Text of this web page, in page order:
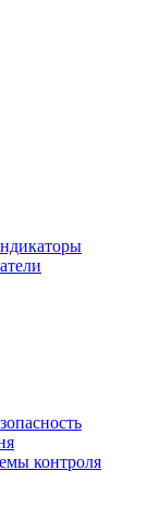
контроля